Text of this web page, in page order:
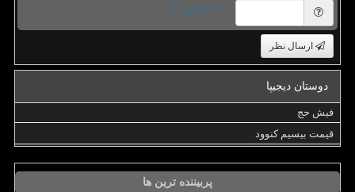
= ۳ بعلاوه ۵
ارسال نظر
دوستان دیجیپا
فیش حج
قیمت بیسیم کنوود
پربیننده ترین ها